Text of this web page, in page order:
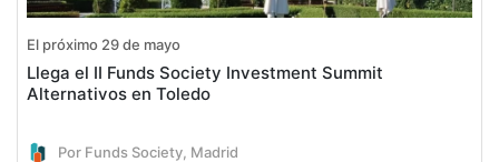
El próximo 29 de mayo
Llega el II Funds Society Investment Summit
Alternativos en Toledo
Por Funds Society, Madrid